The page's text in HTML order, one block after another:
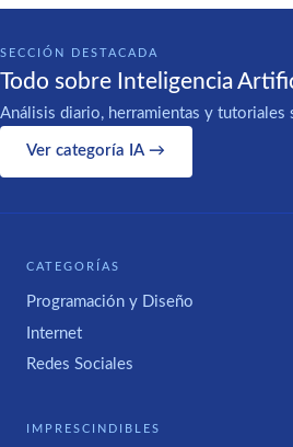
SECCIÓN DESTACADA
Todo sobre Inteligencia
Análisis diario, herramientas y
Ver categoría IA →
CATEGORÍAS
Programación y Diseño
Internet
Redes Sociales
IMPRESCINDIBLES